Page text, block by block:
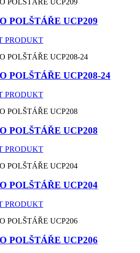
POLŠTÁŘE UCP209
PRODUKT
POLŠTÁŘE UCP208-24
PRODUKT
POLŠTÁŘE UCP208
PRODUKT
POLŠTÁŘE UCP204
PRODUKT
POLŠTÁŘE UCP206